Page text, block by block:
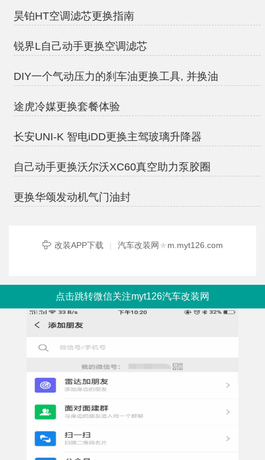
昊铂HT空调滤芯更换指南
锐界L自己动手更换空调滤芯
DIY一个气动压力的刹车油更换工具, 并换油
途虎冷媒更换套餐体验
长安UNI-K 智电iDD更换主驾玻璃升降器
自己动手更换沃尔沃XC60真空助力泵胶圈
更换华颂发动机气门油封
改装APP下载 | 汽车改装网 ★m.myt126.com
点击跳转微信关注myt126汽车改装网